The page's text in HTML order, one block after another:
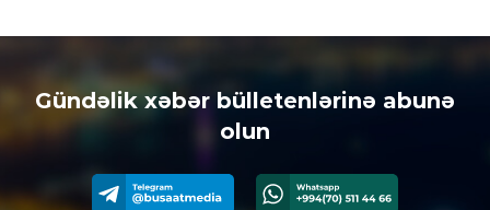
Gündəlik xəbər bülletenlərinə abunə
olun